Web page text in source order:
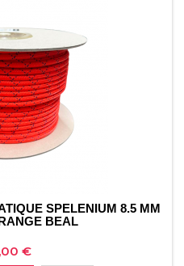
SPELENIUM 8.5 MM
BEAL
€